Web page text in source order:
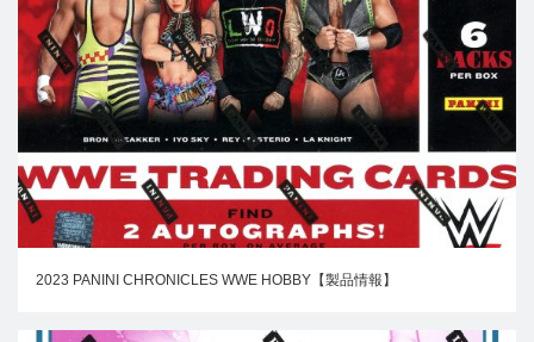
2023 PANINI CHRONICLES WWE HOBBY【製品情報】